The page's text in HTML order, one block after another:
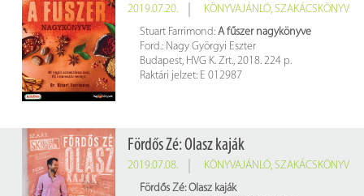
2019.07.20. KÖNYVAJÁNLÓ, SZAKÁCSKÖNYV
Stuart Farrimond: A fűszer nagykönyve
Ford.: Nagy Györgyi Eszter
Budapest, HVG K. Zrt., 2018. 224 p.
Raktári jelzet: E 012987
Fördős Zé: Olasz kaják
2019.07.08. KÖNYVAJÁNLÓ, SZAKÁCSKÖNYV
Fördős Zé: Olasz kaják